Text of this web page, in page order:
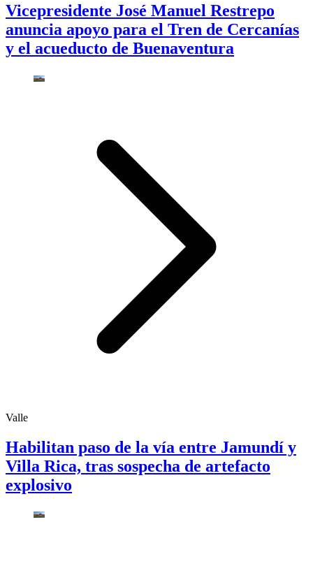
Vicepresidente José Manuel Restrepo
anuncia apoyo para el Tren de Cercanías
y el acueducto de Buenaventura
Valle
Habilitan paso de la vía entre Jamundí y
Villa Rica, tras sospecha de artefacto
explosivo